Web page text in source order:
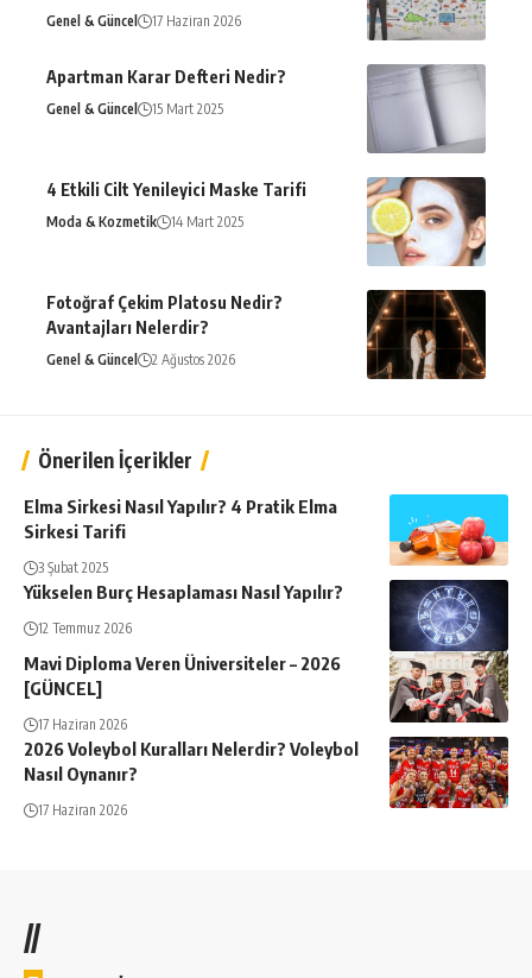
Genel & Güncel 17 Haziran 2026
Apartman Karar Defteri Nedir?
Genel & Güncel 15 Mart 2025
4 Etkili Cilt Yenileyici Maske Tarifi
Moda & Kozmetik 14 Mart 2025
Fotoğraf Çekim Platosu Nedir?
Avantajları Nelerdir?
Genel & Güncel 2 Ağustos 2026
Önerilen İçerikler
Elma Sirkesi Nasıl Yapılır? 4 Pratik Elma
Sirkesi Tarifi
3 Şubat 2025
Yükselen Burç Hesaplaması Nasıl Yapılır?
12 Temmuz 2026
Mavi Diploma Veren Üniversiteler – 2026
[GÜNCEL]
17 Haziran 2026
2026 Voleybol Kuralları Nelerdir? Voleybol
Nasıl Oynanır?
17 Haziran 2026
//